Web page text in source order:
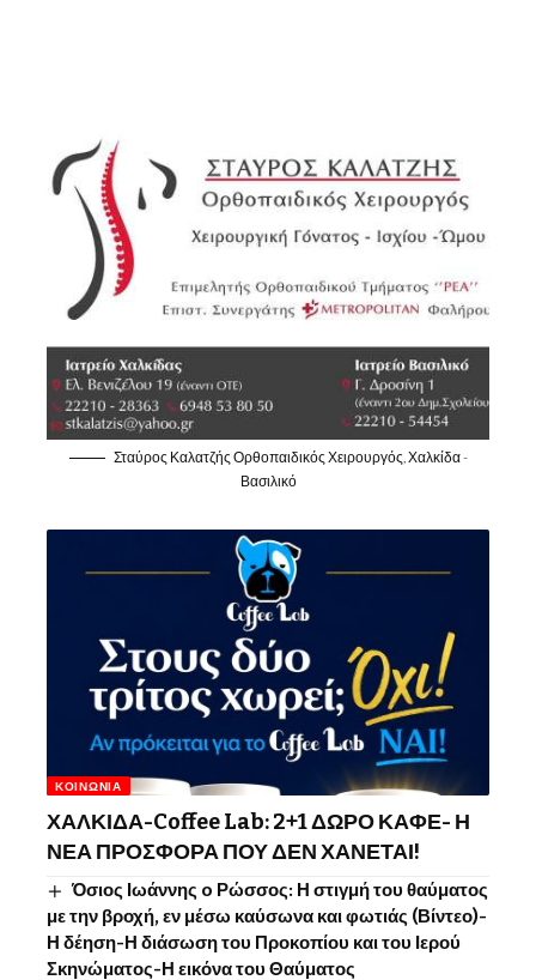
Σταύρος Καλατζής Ορθοπαιδικός Χειρουργός, Χαλκίδα -
Βασιλικό
ΚΟΙΝΩΝΊΑ
ΧΑΛΚΙΔΑ-Coffee Lab: 2+1 ΔΩΡΟ ΚΑΦΕ- Η
ΝΕΑ ΠΡΟΣΦΟΡΑ ΠΟΥ ΔΕΝ ΧΑΝΕΤΑΙ!
Όσιος Ιωάννης o Ρώσσος: Η στιγμή του θαύματος
με την βροχή, εν μέσω καύσωνα και φωτιάς (Βίντεο)-
Η δέηση-Η διάσωση του Προκοπίου και του Ιερού
Σκηνώματος-Η εικόνα του Θαύματος